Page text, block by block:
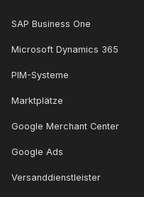
SAP Business One
Microsoft Dynamics 365
PIM-Systeme
Marktplätze
Google Merchant Center
Google Ads
Versanddienstleister